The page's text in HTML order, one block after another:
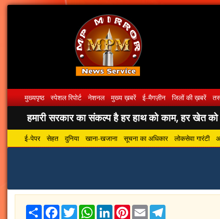
मुख्यपृष्ठ स्पेशल रिपोर्ट नेशनल मुख्य ख़बरें ई-मैगज़ीन जिलों की ख़बरें
हमारी सरकार का संकल्प है हर हाथ को काम, हर खेत को
ई-पेपर सेहत दुनिया खाना-खजाना सूचना का अधिकार लोकसेवा गारंटी
ShareFacebook
TwitterWhatsApp
LinkedInPinterest
Email